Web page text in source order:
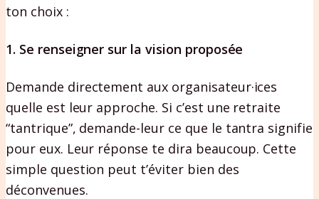
ton choix :
1. Se renseigner sur la vision proposée
Demande directement aux organisateur·ices
quelle est leur approche. Si c’est une retraite
“tantrique”, demande-leur ce que le tantra signifie
pour eux. Leur réponse te dira beaucoup. Cette
simple question peut t’éviter bien des
déconvenues.